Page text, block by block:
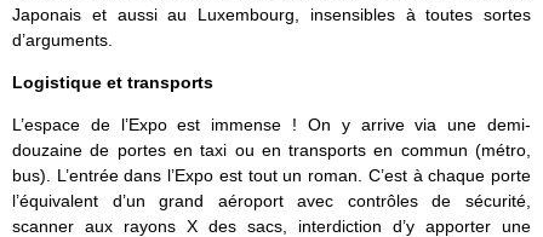
Japonais et aussi au Luxembourg, insensibles à toutes sortes
d’arguments.
Logistique et transports
L’espace de l’Expo est immense ! On y arrive via une demi-
douzaine de portes en taxi ou en transports en commun (métro,
bus). L’entrée dans l’Expo est tout un roman. C’est à chaque porte
l’équivalent d’un grand aéroport avec contrôles de sécurité,
scanner aux rayons X des sacs, interdiction d’y apporter une